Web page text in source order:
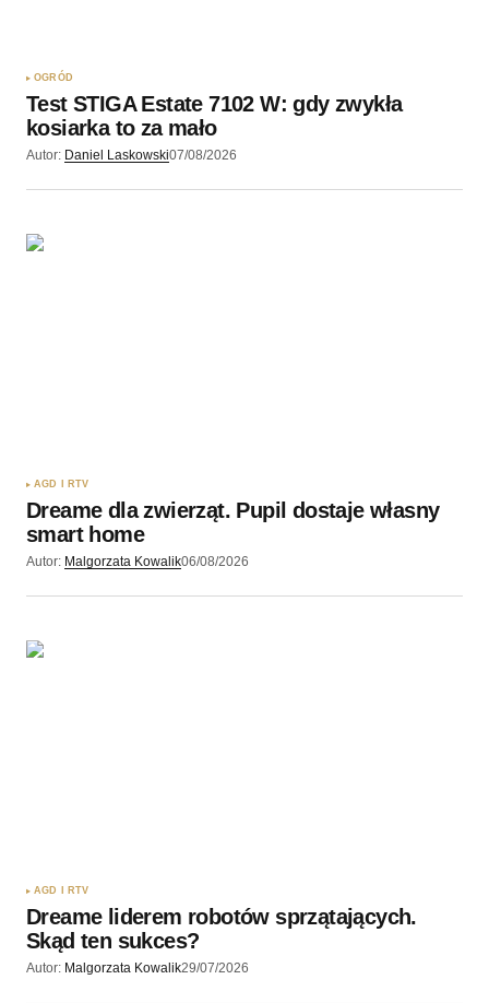
Komentarz *
OGRÓD
Test STIGA Estate 7102 W: gdy zwykła
kosiarka to za mało
Autor: Daniel Laskowski07/08/2026
AGD I RTV
Dreame dla zwierząt. Pupil dostaje własny
smart home
Autor: Malgorzata Kowalik06/08/2026
AGD I RTV
Dreame liderem robotów sprzątających.
Skąd ten sukces?
Autor: Malgorzata Kowalik29/07/2026